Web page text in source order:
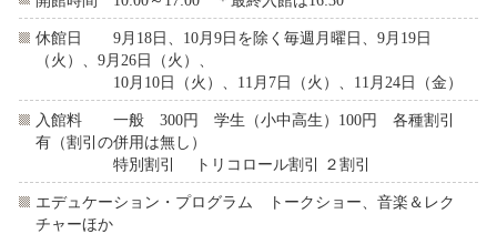
休館日 9月18日、10月9日を除く毎週月曜日、9月19日
（火）、9月26日（火）、
10月10日（火）、11月7日（火）、11月24日（金）
入館料 一般 300円 学生（小中高生）100円 各種割引
有（割引の併用は無し）
特別割引 トリコロール割引 ２割引
エデュケーション・プログラム トークショー、音楽＆レク
チャーほか